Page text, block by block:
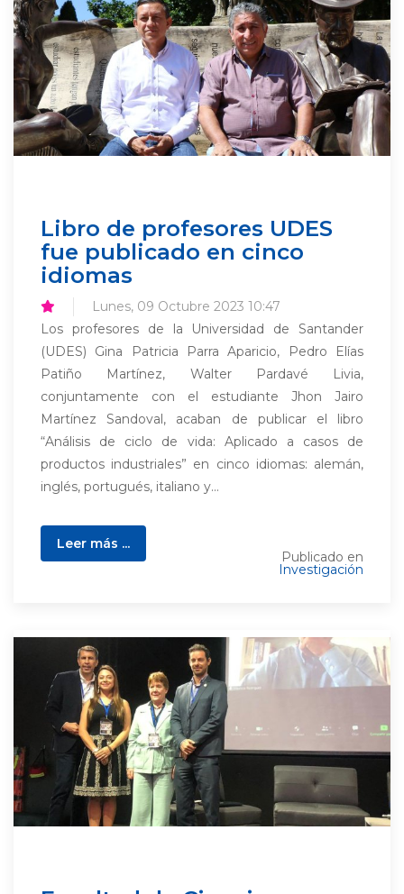
Libro de profesores UDES
fue publicado en cinco
idiomas
Lunes, 09 Octubre 2023 10:47
Los profesores de la Universidad de Santander
(UDES) Gina Patricia Parra Aparicio, Pedro Elías
Patiño Martínez, Walter Pardavé Livia,
conjuntamente con el estudiante Jhon Jairo
Martínez Sandoval, acaban de publicar el libro
“Análisis de ciclo de vida: Aplicado a casos de
productos industriales” en cinco idiomas: alemán,
inglés, portugués, italiano y...
Leer más ...
Publicado en
Investigación